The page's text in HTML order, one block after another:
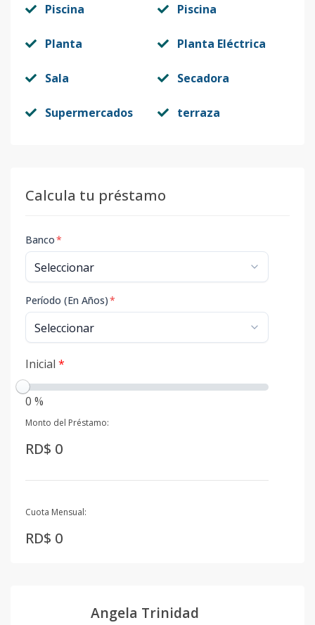
Piscina Piscina
Planta Planta Eléctrica
Sala Secadora
Supermercados terraza
Calcula tu préstamo
Banco*
Período (En Años)*
Inicial *
0 %
Monto del Préstamo:
RD$ 0
Cuota Mensual:
RD$ 0
Angela Trinidad